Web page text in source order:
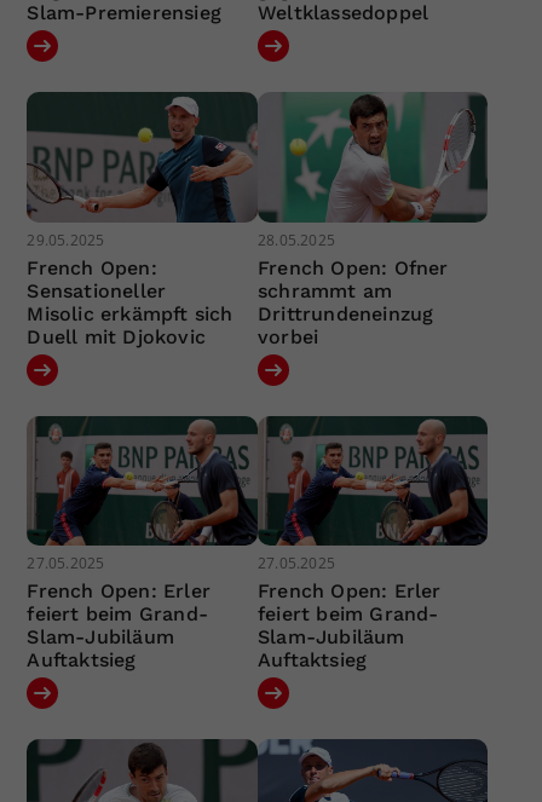
Slam-Premierensieg
Weltklassedoppel
29.05.2025
French Open:
Sensationeller
Misolic erkämpft sich
Duell mit Djokovic
28.05.2025
French Open: Ofner
schrammt am
Drittrundeneinzug
vorbei
27.05.2025
French Open: Erler
feiert beim Grand-
Slam-Jubiläum
Auftaktsieg
27.05.2025
French Open: Erler
feiert beim Grand-
Slam-Jubiläum
Auftaktsieg